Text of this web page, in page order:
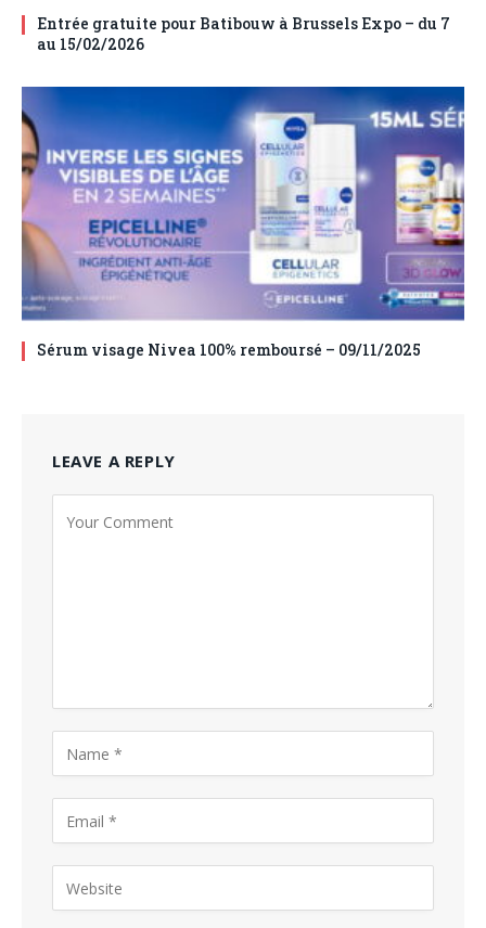
Entrée gratuite pour Batibouw à Brussels Expo – du 7
au 15/02/2026
Sérum visage Nivea 100% remboursé – 09/11/2025
LEAVE A REPLY